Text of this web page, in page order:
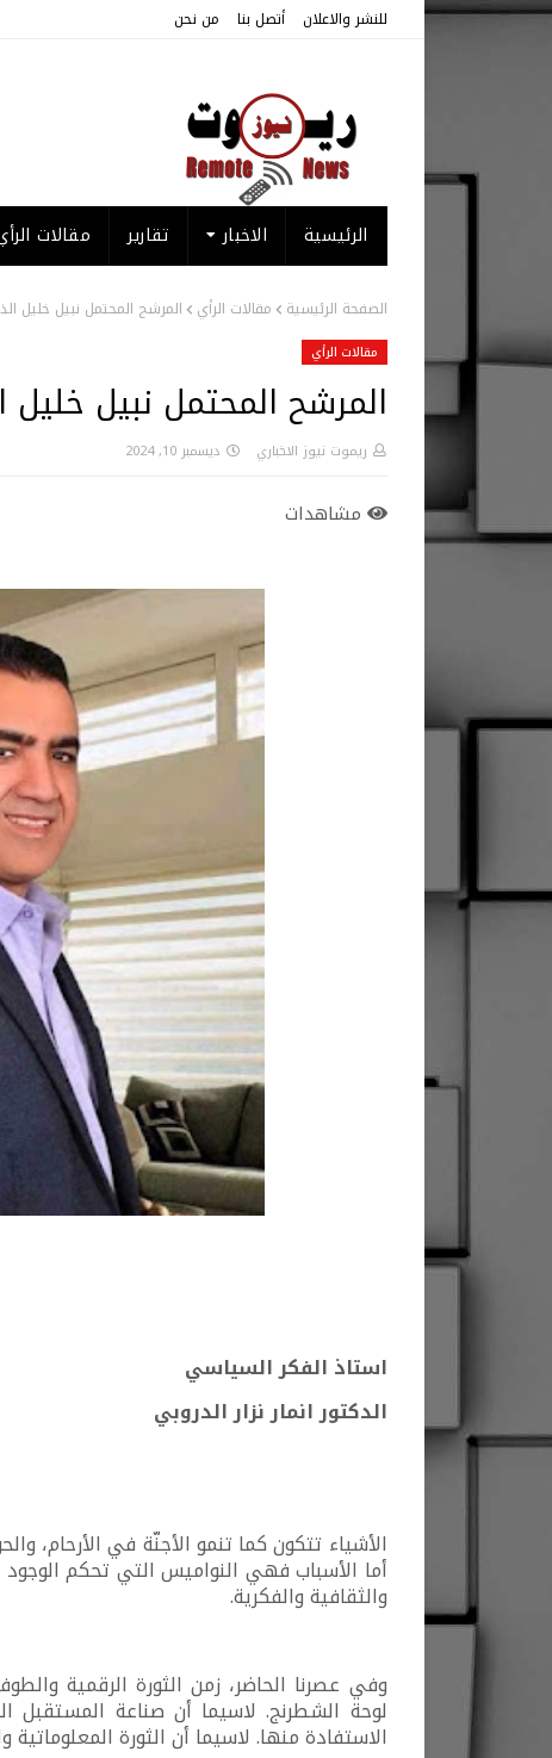
للنشر والاعلان أتصل بنا من نحن
الرئيسية الاخبار تقارير مقالات
الصفحة الرئيسية مقالات الرأي المرشح المحتمل نبيل خليل
مقالات الرأي
المرشح المحتمل نبيل خليل
ريموت نيوز الاخباري ديسمبر 10, 2024
مشاهدات
استاذ الفكر السياسي
الدكتور انمار نزار الدروبي
الأشياء تتكون كما تنمو الأجنّة في الأرحام،
أما الأسباب فهي النواميس التي تحكم الوجود
والثقافية والفكرية.
وفي عصرنا الحاضر، زمن الثورة الرقمية
لوحة الشطرنج. لاسيما أن صناعة المستقبل
الاستفادة منها. لاسيما أن الثورة